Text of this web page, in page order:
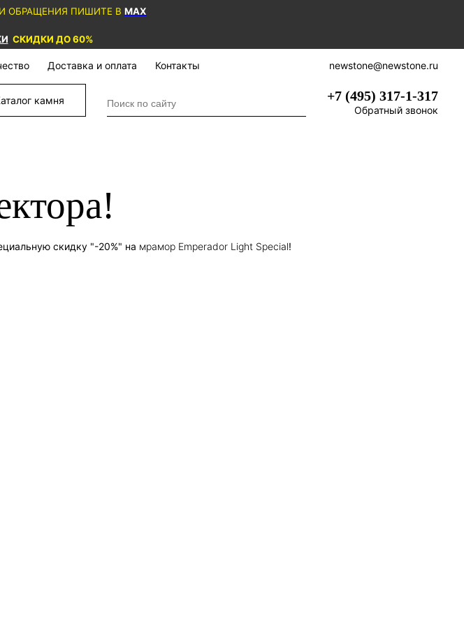
ОБРАЩЕНИЯ ПИШИТЕ В MAX
СКИДКИ ДО 60%
Доставка и оплата Контакты newstone@newstone.ru
камня +7 (495) 317-1-317
Обратный звонок
скидку "-20%" на мрамор Emperador Light Special!